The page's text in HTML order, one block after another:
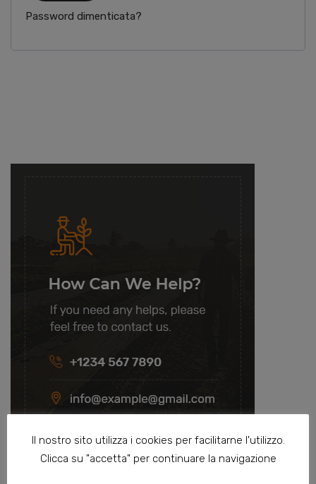
Password dimenticata?
Il nostro sito utilizza i cookies per facilitarne l'utilizzo.
Clicca su "accetta" per continuare la navigazione